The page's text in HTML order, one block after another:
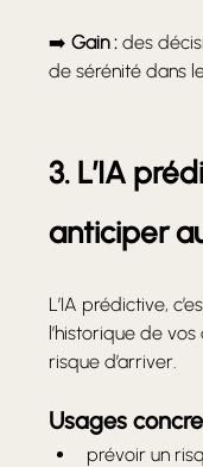
➡️ Gain : des
de sérénité dans
3. L’IA
anticiper
L’IA prédictive,
l’historique de
risque d’arriver.
Usages
prévoir un